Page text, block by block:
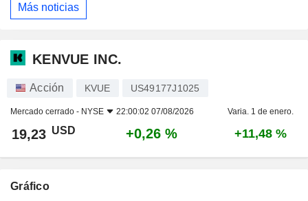
Más noticias
KENVUE INC.
Acción KVUE US49177J1025
Mercado cerrado - NYSE 22:00:02 07/08/2026 Varia. 1 de enero.
19,23 USD +0,26 % +11,48 %
Gráfico